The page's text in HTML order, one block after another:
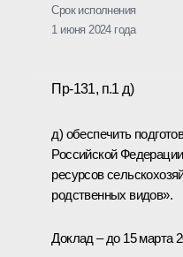
Срок исполнения
1 июня 2024 года
Пр-131, п.1 д)
д) обеспечить
Российской
ресурсов
родственных видов».
Доклад – до 15 марта